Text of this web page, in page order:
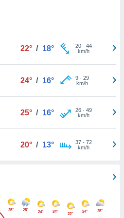
22° / 18° 20- 44
km/h
24° / 16° 9- 29
km/h
25° / 16° 26- 49
km/h
20° / 13° 37- 72
km/h
25°
25° 24° 24°
22°
24° 25°